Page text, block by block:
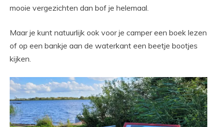
mooie vergezichten dan bof je helemaal.
Maar je kunt natuurlijk ook voor je camper een boek lezen
of op een bankje aan de waterkant een beetje bootjes
kijken.